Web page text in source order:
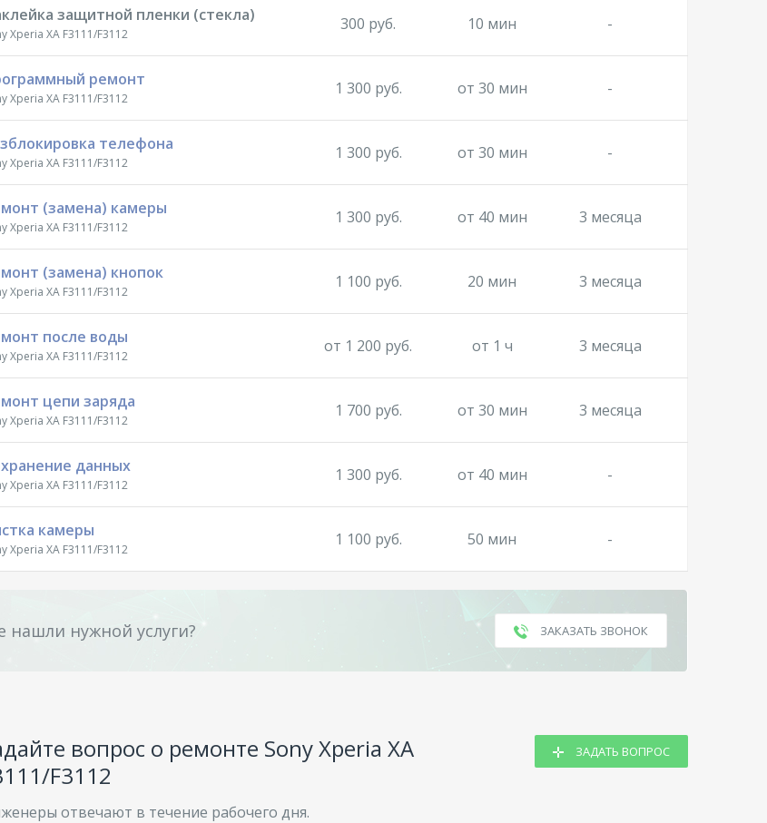
защитной пленки (стекла)
Xperia XA F3111/F3112
300 руб. 10 мин -
ремонт
Xperia XA F3111/F3112
1 300 руб. от 30 мин -
телефона
Xperia XA F3111/F3112
1 300 руб. от 30 мин -
(замена) камеры
Xperia XA F3111/F3112
1 300 руб. от 40 мин 3 месяца
(замена) кнопок
Xperia XA F3111/F3112
1 100 руб. 20 мин 3 месяца
после воды
Xperia XA F3111/F3112
от 1 200 руб. от 1 ч 3 месяца
цепи заряда
Xperia XA F3111/F3112
1 700 руб. от 30 мин 3 месяца
данных
Xperia XA F3111/F3112
1 300 руб. от 40 мин -
камеры
Xperia XA F3111/F3112
1 100 руб. 50 мин -
нашли нужной услуги? ЗАКАЗАТЬ ЗВОНОК
вопрос о ремонте Sony Xperia XA
F3112
отвечают в течение рабочего дня.
ЗАДАТЬ ВОПРОС